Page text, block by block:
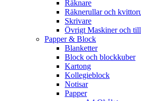
Räknare
Räknerullar och
Skrivare
Övrigt Maskiner och
Papper & Block
Blanketter
Block och blockkuber
Kartong
Kollegieblock
Notisar
Papper